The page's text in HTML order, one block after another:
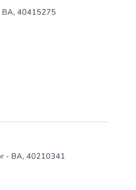
BA, 40415275
- BA, 40210341